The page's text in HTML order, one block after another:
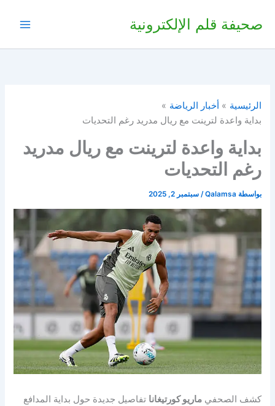
صحيفة قلم الإلكترونية
الرئيسية
أخبار الرياضة
بداية واعدة لترينت مع ريال مدريد رغم التحديات
بداية واعدة لترينت مع ريال مدريد
رغم التحديات
بواسطة Qalamsa
/سبتمبر 2, 2025
كشف الصحفيماريو كورتيغانا تفاصيل جديدة حول بداية المدافع